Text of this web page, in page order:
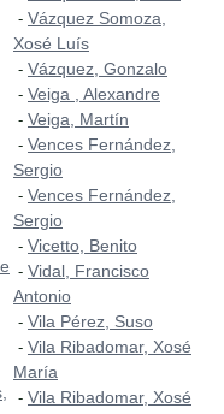
- Vázquez Somoza,
Xosé Luís
- Vázquez, Gonzalo
- Veiga , Alexandre
- Veiga, Martín
- Vences Fernández,
Sergio
- Vences Fernández,
Sergio
- Vicetto, Benito
- Vidal, Francisco
Antonio
- Vila Pérez, Suso
- Vila Ribadomar, Xosé
María
- Vila Ribadomar, Xosé